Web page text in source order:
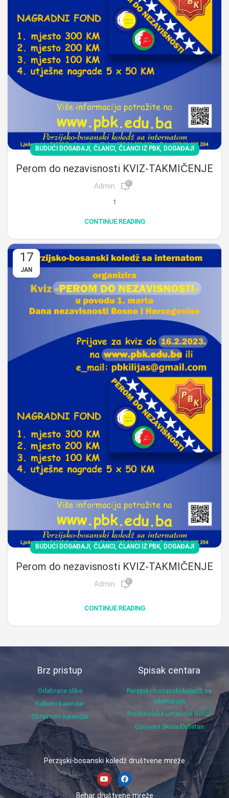
BUDUĆI DOGAĐAJI, ČLANCI, ČLANCI IZ PBK, DOGAĐAJI
Perom do nezavisnosti KVIZ-TAKMIČENJE
Admin 0
t
CONTINUE READING
17
JAN
BUDUĆI DOGAĐAJI, ČLANCI, ČLANCI IZ PBK, DOGAĐAJI
Perom do nezavisnosti KVIZ-TAKMIČENJE
Admin 0
CONTINUE READING
Brz pristup
Odabrane slike
Kulturni kalendar
Obrazovni kalendar
Spisak centara
Perzijski-bosanski koledž sa
internatom
Predškolska ustanova Behar
Osnovna škola Đulistan
Perzijski-bosanski koledž društvene mreže